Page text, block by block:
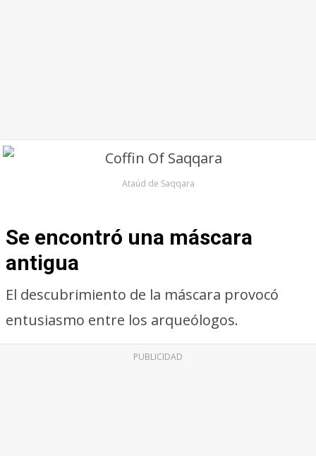
Ataúd de Saqqara
Se encontró una máscara
antigua
El descubrimiento de la máscara provocó
entusiasmo entre los arqueólogos.
PUBLICIDAD